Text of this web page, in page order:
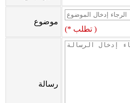
موضوع
(* تطلب )
رسالة